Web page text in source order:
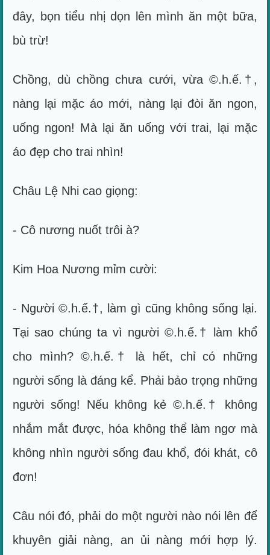
đây, bọn tiểu nhị dọn lên mình ăn một bữa,
bù trừ!
Chồng, dù chồng chưa cưới, vừa ©.h.ế.†,
nàng lại mặc áo mới, nàng lại đòi ăn ngon,
uống ngon! Mà lại ăn uống với trai, lại mặc
áo đẹp cho trai nhìn!
Châu Lệ Nhi cao giọng:
- Cô nương nuốt trôi à?
Kim Hoa Nương mỉm cười:
- Người ©.h.ế.†, làm gì cũng không sống lại.
Tại sao chúng ta vì người ©.h.ế.† làm khổ
cho mình? ©.h.ế.† là hết, chỉ có những
người sống là đáng kể. Phải bảo trọng những
người sống! Nếu không kẻ ©.h.ế.† không
nhắm mắt được, hóa không thể làm ngơ mà
không nhìn người sống đau khổ, đói khát, cô
đơn!
Câu nói đó, phải do một người nào nói lên để
khuyên giải nàng, an ủi nàng mới hợp lý.